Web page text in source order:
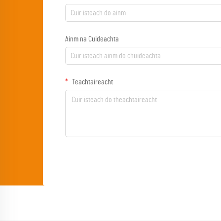
Ainm na Cuideachta
Teachtaireacht